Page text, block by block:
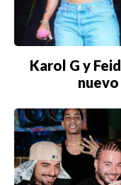
Karol G y
nuevo